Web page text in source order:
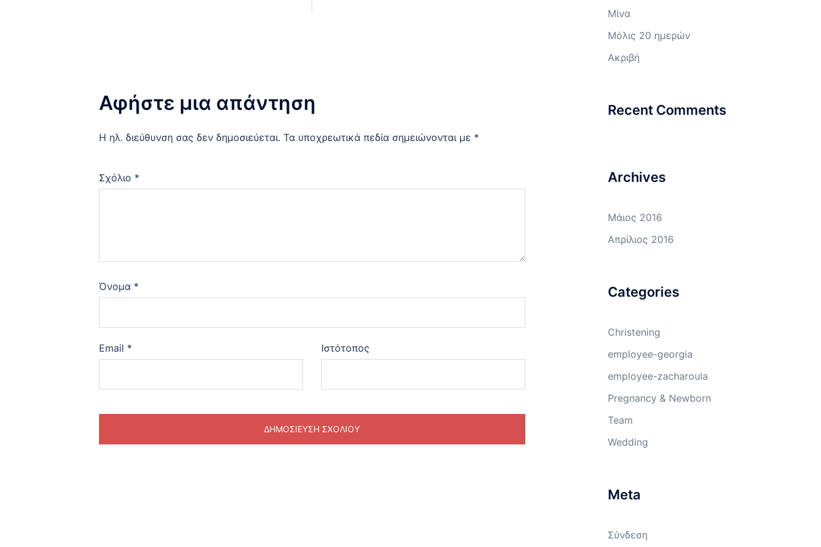
Αφήστε μια απάντηση
Η ηλ. διεύθυνση σας δεν δημοσιεύεται. Τα υποχρεωτικά πεδία σημειώνονται με *
Σχόλιο *
Όνομα *
Email * Ιστότοπος
Μίνα
Μόλις 20 ημερών
Ακριβή
Recent Comments
Archives
Μάιος 2016
Απρίλιος 2016
Categories
Christening
employee-georgia
employee-zacharoula
Pregnancy & Newborn
Team
Wedding
Meta
Σύνδεση